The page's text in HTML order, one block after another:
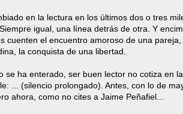
en la lectura en los últimos dos o tres
igual, una línea detrás de otra. Y
cuenten el encuentro amoroso de una pareja,
la conquista de una libertad.
se ha enterado, ser buen lector no cotiza en
... (silencio prolongado). Antes, con lo de
ahora, como no cites a Jaime Peñafiel...